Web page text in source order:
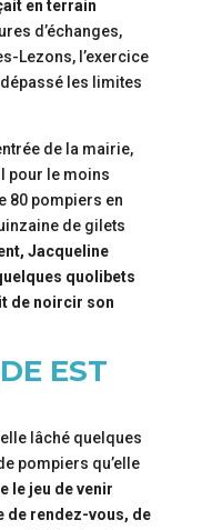
en terrain
d’échanges,
Lezons, l’exercice
les limites
de la mairie,
pour le moins
80 pompiers en
de gilets
Jacqueline
quolibets
de noircir son
EST
lâché quelques
pompiers qu’elle
le jeu de venir
de rendez-vous, de